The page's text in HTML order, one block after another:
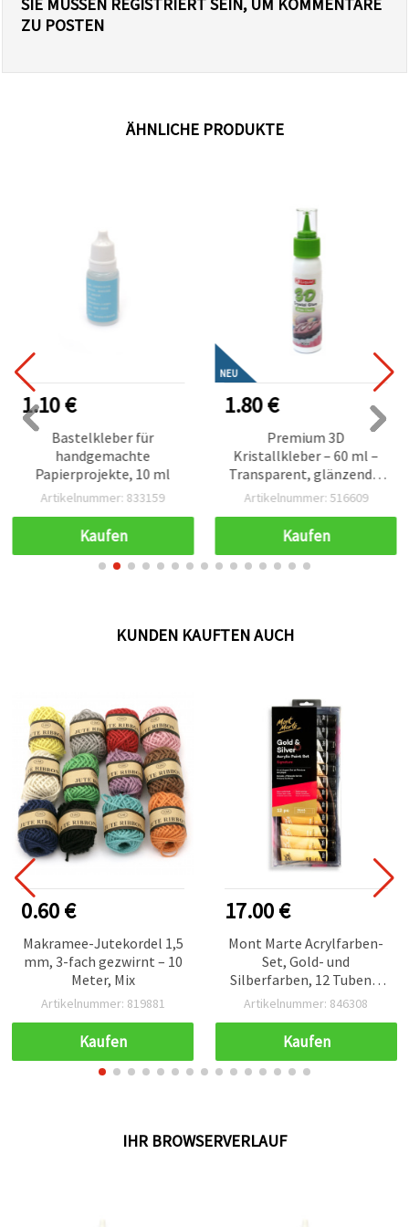
ZU POSTEN
ÄHNLICHE PRODUKTE
1.10 €
Bastelkleber für
handgemachte
Papierprojekte, 10 ml
Artikelnummer: 833159
Kaufen
NEU
1.80 €
Premium 3D
Kristallkleber – 60 ml –
Transparent, glänzend &
ideal für erhabene
Papier, Schmuck und
Deko-Bastelarbeiten
Artikelnummer: 516609
Kaufen
KUNDEN KAUFTEN AUCH
0.60 €
Makramee-Jutekordel 1,5
mm, 3-fach gezwirnt – 10
Meter, Mix
Artikelnummer: 819881
Kaufen
17.00 €
Mont Marte Acrylfarben-
Set, Gold- und
Silberfarben, 12 Tuben à
36 ml
Artikelnummer: 846308
Kaufen
IHR BROWSERVERLAUF